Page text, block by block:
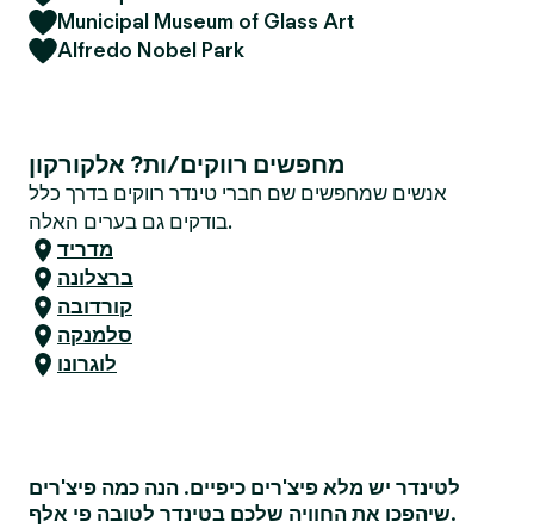
Municipal Museum of Glass Art
Alfredo Nobel Park
מחפשים רווקים/ות? אלקורקון
אנשים שמחפשים שם חברי טינדר רווקים בדרך כלל
בודקים גם בערים האלה.
מדריד
ברצלונה
קורדובה
סלמנקה
לוגרונו
לטינדר יש מלא פיצ'רים כיפיים. הנה כמה פיצ'רים
שיהפכו את החוויה שלכם בטינדר לטובה פי אלף.